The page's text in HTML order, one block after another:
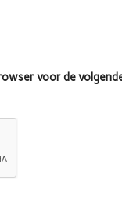
voor de